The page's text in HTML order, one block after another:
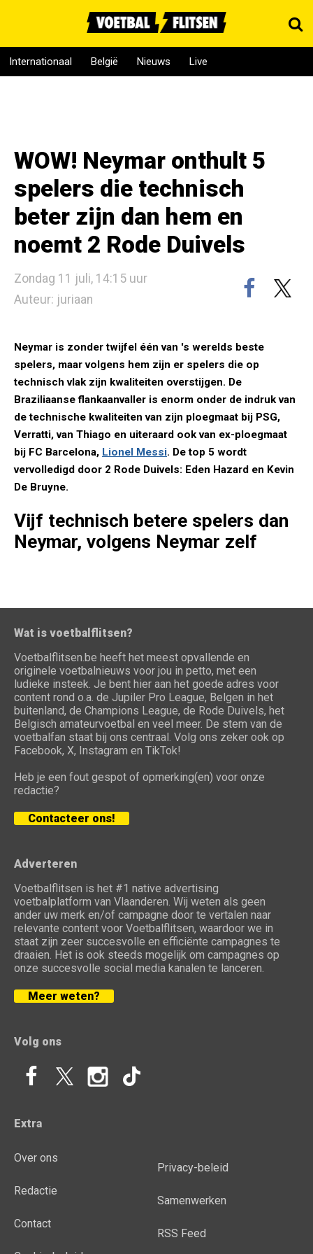
Internationaal België Nieuws Live
WOW! Neymar onthult 5
spelers die technisch
beter zijn dan hem en
noemt 2 Rode Duivels
Zondag 11 juli, 14:15 uur
Auteur: juriaan
Neymar is zonder twijfel één van 's werelds beste
spelers, maar volgens hem zijn er spelers die op
technisch vlak zijn kwaliteiten overstijgen. De
Braziliaanse flankaanvaller is enorm onder de indruk van
de technische kwaliteiten van zijn ploegmaat bij PSG,
Verratti, van Thiago en uiteraard ook van ex-ploegmaat
bij FC Barcelona, Lionel Messi. De top 5 wordt
vervolledigd door 2 Rode Duivels: Eden Hazard en Kevin
De Bruyne.
Vijf technisch betere spelers dan
Neymar, volgens Neymar zelf
Wat is voetbalflitsen?
Voetbalflitsen.be heeft het meest opvallende en
originele voetbalnieuws voor jou in petto, met een
ludieke insteek. Je bent hier aan het goede adres voor
content rond o.a. de Jupiler Pro League, Belgen in het
buitenland, de Champions League, de Rode Duivels, het
Belgisch amateurvoetbal en veel meer. De stem van de
voetbalfan staat bij ons centraal. Volg ons zeker ook op
Facebook, X, Instagram en TikTok!
Heb je een fout gespot of opmerking(en) voor onze
redactie?
Contacteer ons!
Adverteren
Voetbalflitsen is het #1 native advertising
voetbalplatform van Vlaanderen. Wij weten als geen
ander uw merk en/of campagne door te vertalen naar
relevante content voor Voetbalflitsen, waardoor we in
staat zijn zeer succesvolle en efficiënte campagnes te
draaien. Het is ook steeds mogelijk om campagnes op
onze succesvolle social media kanalen te lanceren.
Meer weten?
Volg ons
Extra
Over ons
Redactie
Contact
Privacy-beleid
Samenwerken
RSS Feed